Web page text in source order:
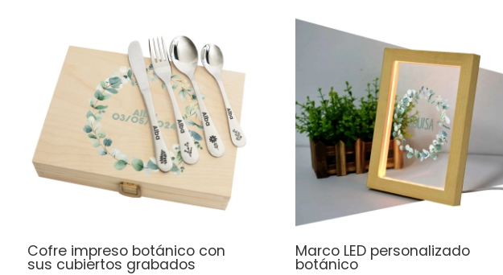
Cofre impreso botánico con
sus cubiertos grabados
Marco LED personalizado
botánico